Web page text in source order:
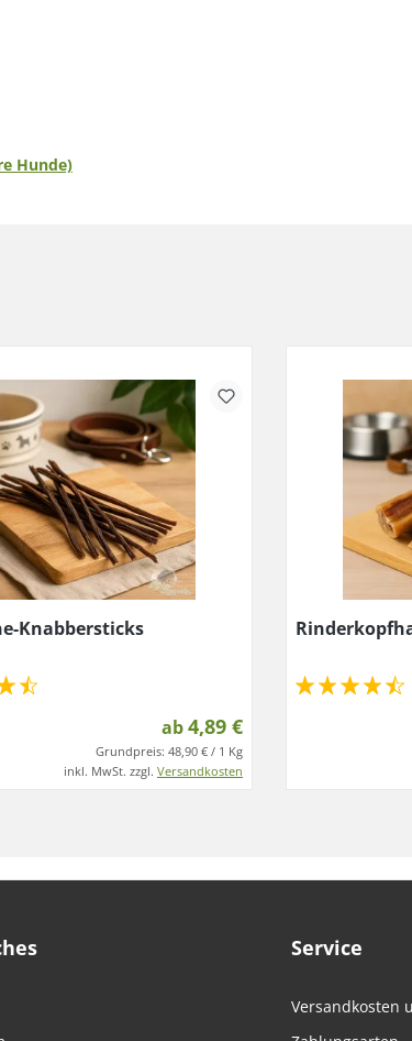
Hunde)
Knabbersticks
ab4,89 €
Grundpreis: 48,90 € / 1 Kg
inkl. MwSt. zzgl. Versandkosten
Service
Versandkosten